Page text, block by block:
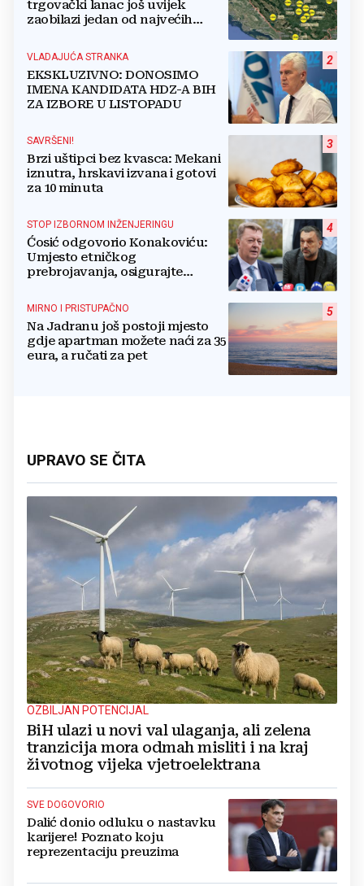
trgovački lanac još uvijek
zaobilazi jedan od najvećih
2
VLADAJUĆA STRANKA
EKSKLUZIVNO: DONOSIMO
IMENA KANDIDATA HDZ-A BIH
ZA IZBORE U LISTOPADU
3
SAVRŠENI!
Brzi uštipci bez kvasca: Mekani
iznutra, hrskavi izvana i gotovi
za 10 minuta
4
STOP IZBORNOM INŽENJERINGU
Ćosić odgovorio Konakoviću:
Umjesto etničkog
prebrojavanja, osigurajte
5
MIRNO I PRISTUPAČNO
Na Jadranu još postoji mjesto
gdje apartman možete naći za 35
eura, a ručati za pet
UPRAVO SE ČITA
OZBILJAN POTENCIJAL
BiH ulazi u novi val ulaganja, ali zelena
tranzicija mora odmah misliti i na kraj
životnog vijeka vjetroelektrana
SVE DOGOVORIO
Dalić donio odluku o nastavku
karijere! Poznato koju
reprezentaciju preuzima